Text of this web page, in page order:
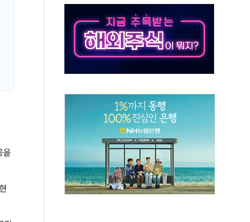
는 국토부-서울시 '정책 엇박자'
을